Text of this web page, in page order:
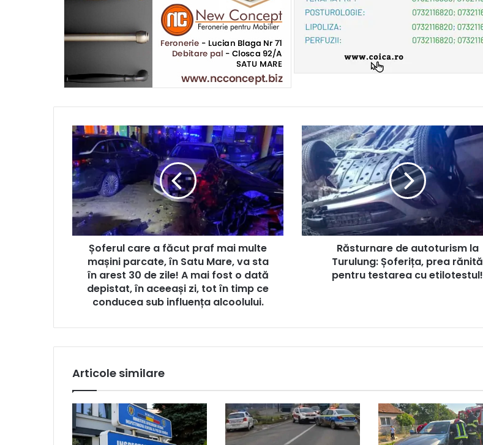
Șoferul care a făcut praf mai multe
mașini parcate, în Satu Mare, va sta
în arest 30 de zile! A mai fost o dată
depistat, în aceeași zi, tot în timp ce
conducea sub influența alcoolului.
Răsturnare de autoturism la
Turulung: Șoferița, prea rănită
pentru testarea cu etilotestul!
Articole similare